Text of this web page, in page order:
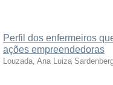
Perfil dos enfermeiros
ações empreendedoras
Louzada, Ana Luiza